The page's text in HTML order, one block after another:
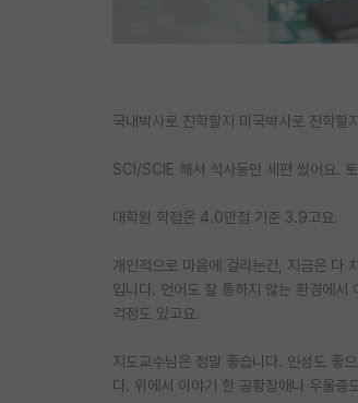
국내박사로 진학할지 미국박사로 진학할
SCI/SCIE 해서 석사동안 세편 썼어요.
대학원 학점은 4.0만점 기준 3.9고요.
개인적으로 마음에 걸리는건, 지금은 다
입니다. 언어도 잘 통하지 않는 환경에서
걱정도 있고요.
지도교수님은 정말 좋습니다. 인성도 좋
다. 위에서 이야기 한 공황장애나 우울증